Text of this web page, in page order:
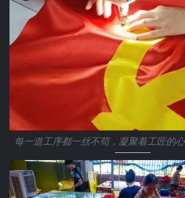
每一道工序都一丝不苟，凝聚着工匠的